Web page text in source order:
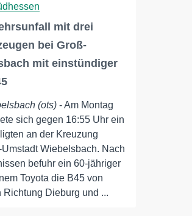
mit drei
bei Groß-
mit einstündiger
(ots) - Am Montag
sich gegen 16:55 Uhr ein
an der Kreuzung
Wiebelsbach. Nach
befuhr ein 60-jähriger
Toyota die B45 von
Richtung Dieburg und ...